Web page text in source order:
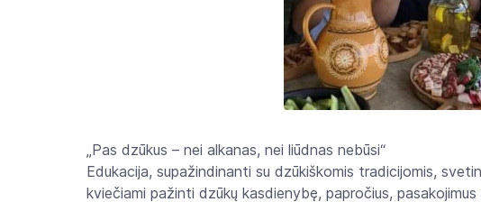
„Pas dzūkus – nei alkanas, nei liūdnas nebūsi“
Edukacija, supažindinanti su dzūkiškomis tradicijomis,
kviečiami pažinti dzūkų kasdienybę, papročius,